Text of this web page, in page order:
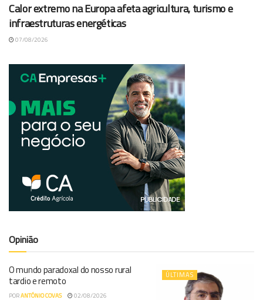
Calor extremo na Europa afeta agricultura, turismo e
infraestruturas energéticas
07/08/2026
Opinião
ÚLTIMAS
O mundo paradoxal do nosso rural
tardio e remoto
PORANTÓNIO COVAS 02/08/2026